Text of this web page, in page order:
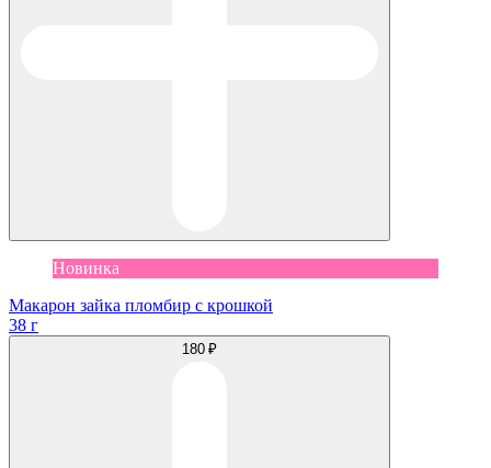
Новинка
Макарон зайка пломбир с крошкой
38 г
180 ₽